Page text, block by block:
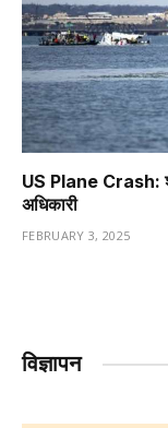
US Plane Crash:
अधिकारी
FEBRUARY 3, 2025
विज्ञापन